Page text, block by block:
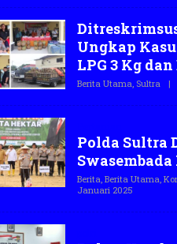
Ungkap
LPG 3 Kg
Berita Utama, Sultra |
Polda Sultra
Berita, Berita Utama,
Januari 2025
E